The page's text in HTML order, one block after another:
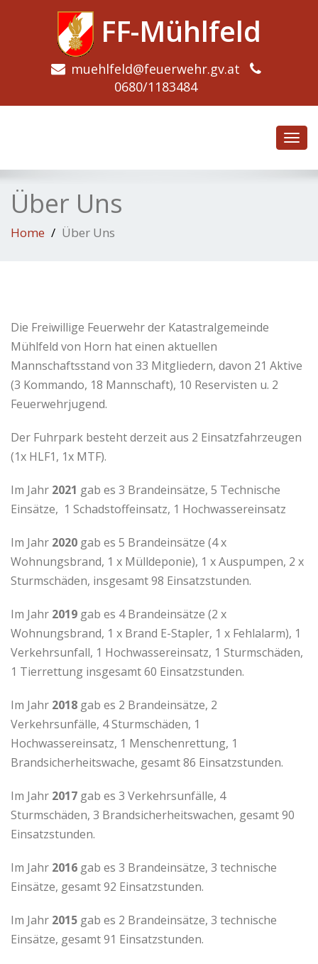
FF-Mühlfeld
muehlfeld@feuerwehr.gv.at
0680/1183484
Über Uns
Home Über Uns
Die Freiwillige Feuerwehr der Katastralgemeinde
Mühlfeld von Horn hat einen aktuellen
Mannschaftsstand von 33 Mitgliedern, davon 21 Aktive
(3 Kommando, 18 Mannschaft), 10 Reservisten u. 2
Feuerwehrjugend.
Der Fuhrpark besteht derzeit aus 2 Einsatzfahrzeugen
(1x HLF1, 1x MTF).
Im Jahr 2021 gab es 3 Brandeinsätze, 5 Technische
Einsätze, 1 Schadstoffeinsatz, 1 Hochwassereinsatz
Im Jahr 2020 gab es 5 Brandeinsätze (4 x
Wohnungsbrand, 1 x Mülldeponie), 1 x Auspumpen, 2 x
Sturmschäden, insgesamt 98 Einsatzstunden.
Im Jahr 2019 gab es 4 Brandeinsätze (2 x
Wohnungsbrand, 1 x Brand E-Stapler, 1 x Fehlalarm), 1
Verkehrsunfall, 1 Hochwassereinsatz, 1 Sturmschäden,
1 Tierrettung insgesamt 60 Einsatzstunden.
Im Jahr 2018 gab es 2 Brandeinsätze, 2
Verkehrsunfälle, 4 Sturmschäden, 1
Hochwassereinsatz, 1 Menschenrettung, 1
Brandsicherheitswache, gesamt 86 Einsatzstunden.
Im Jahr 2017 gab es 3 Verkehrsunfälle, 4
Sturmschäden, 3 Brandsicherheitswachen, gesamt 90
Einsatzstunden.
Im Jahr 2016 gab es 3 Brandeinsätze, 3 technische
Einsätze, gesamt 92 Einsatzstunden.
Im Jahr 2015 gab es 2 Brandeinsätze, 3 technische
Einsätze, gesamt 91 Einsatzstunden.